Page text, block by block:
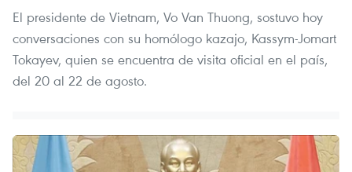
El presidente de Vietnam, Vo Van Thuong, sostuvo hoy
conversaciones con su homólogo kazajo, Kassym-Jomart
Tokayev, quien se encuentra de visita oficial en el país,
del 20 al 22 de agosto.